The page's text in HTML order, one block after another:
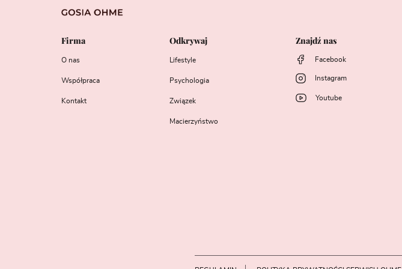
Firma
O nas
Współpraca
Kontakt
Odkrywaj
Lifestyle
Psychologia
Związek
Macierzyństwo
Znajdź nas
Facebook
Instagram
Youtube